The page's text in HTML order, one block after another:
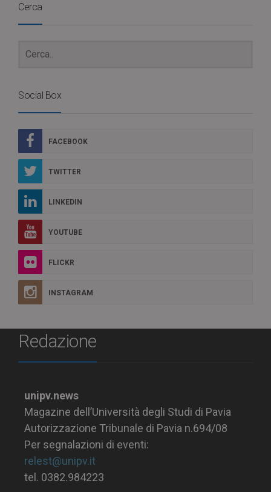
Cerca
Social Box
FACEBOOK
TWITTER
LINKEDIN
YOUTUBE
FLICKR
INSTAGRAM
Redazione
unipv.news
Magazine dell’Università degli Studi di Pavia
Autorizzazione Tribunale di Pavia n.694/08
Per segnalazioni di eventi:
relest@unipv.it
tel. 0382.984223